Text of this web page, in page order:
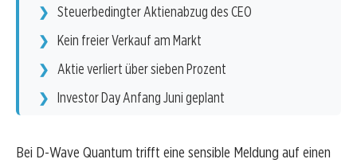
Steuerbedingter Aktienabzug des CEO
Kein freier Verkauf am Markt
Aktie verliert über sieben Prozent
Investor Day Anfang Juni geplant
Bei D-Wave Quantum trifft eine sensible Meldung auf einen